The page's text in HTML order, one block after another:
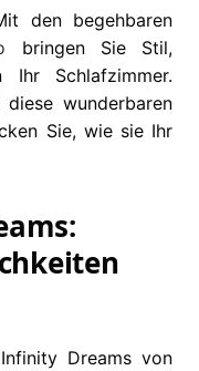
den begehbaren
bringen Sie Stil,
Ihr Schlafzimmer.
wunderbaren
Sie, wie sie Ihr
Dreams von